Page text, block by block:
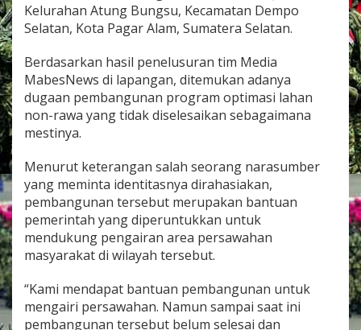
k
a
Kelurahan Atung Bungsu, Kecamatan Dempo
Selatan, Kota Pagar Alam, Sumatera Selatan.
Berdasarkan hasil penelusuran tim Media
MabesNews di lapangan, ditemukan adanya
dugaan pembangunan program optimasi lahan
non-rawa yang tidak diselesaikan sebagaimana
mestinya.
Menurut keterangan salah seorang narasumber
yang meminta identitasnya dirahasiakan,
pembangunan tersebut merupakan bantuan
pemerintah yang diperuntukkan untuk
mendukung pengairan area persawahan
masyarakat di wilayah tersebut.
“Kami mendapat bantuan pembangunan untuk
mengairi persawahan. Namun sampai saat ini
pembangunan tersebut belum selesai dan